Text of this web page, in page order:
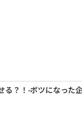
る？！-ボツになった